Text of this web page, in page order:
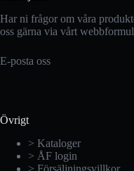
Har ni frågor om våra
oss gärna via vårt
E-posta oss
Övrigt
> Kataloger
> ÅF login
> Försäljningsvillkor